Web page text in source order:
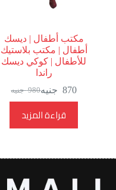
مكتب أطفال | ديسك
أطفال | مكتب بلاستيك
للأطفال | كوكي ديسك
راندا
980 جنيهالسعر
هو:
980
870 جنيهالسعر
هو:
870
قراءة المزيد